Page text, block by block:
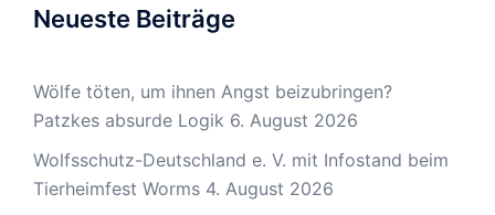
Neueste Beiträge
Wölfe töten, um ihnen Angst beizubringen?
Patzkes absurde Logik 6. August 2026
Wolfsschutz-Deutschland e. V. mit Infostand beim
Tierheimfest Worms 4. August 2026